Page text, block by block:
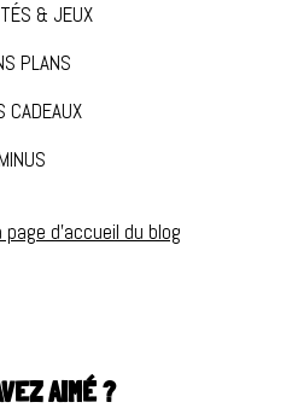
& JEUX
PLANS
CADEAUX
d'accueil du blog
AIMÉ ?